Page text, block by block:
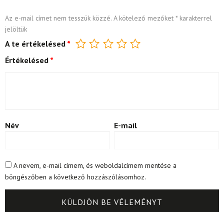
Az e-mail címet nem tesszük közzé. A kötelező mezőket *karakterrel
jelöltük
A te értékelésed *
Értékelésed *
Név E-mail
A nevem, e-mail címem, és weboldalcímem mentése a
böngészőben a következő hozzászólásomhoz.